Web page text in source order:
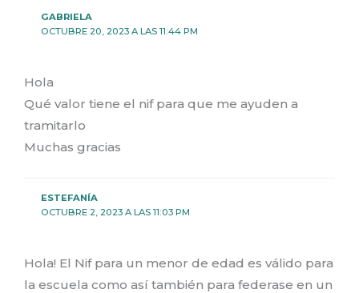
GABRIELA
OCTUBRE 20, 2023 A LAS 11:44 PM
Hola
Qué valor tiene el nif para que me ayuden a
tramitarlo
Muchas gracias
ESTEFANÍA
OCTUBRE 2, 2023 A LAS 11:03 PM
Hola! El Nif para un menor de edad es válido para
la escuela como así también para federase en un